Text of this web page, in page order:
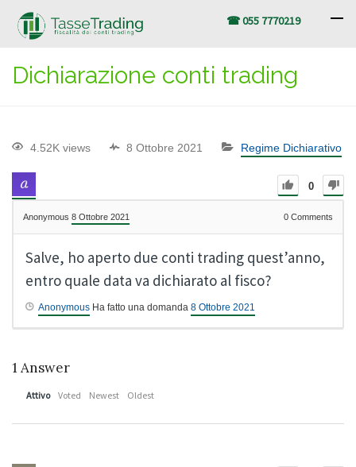
☎ 055 7770219
Dichiarazione conti trading
4.52K views 8 Ottobre 2021 Regime Dichiarativo
0
Anonymous 8 Ottobre 2021 0 Comments
Salve, ho aperto due conti trading quest’anno,
entro quale data va dichiarato al fisco?
Anonymous Ha fatto una domanda 8 Ottobre 2021
1 Answer
Attivo Voted Newest Oldest